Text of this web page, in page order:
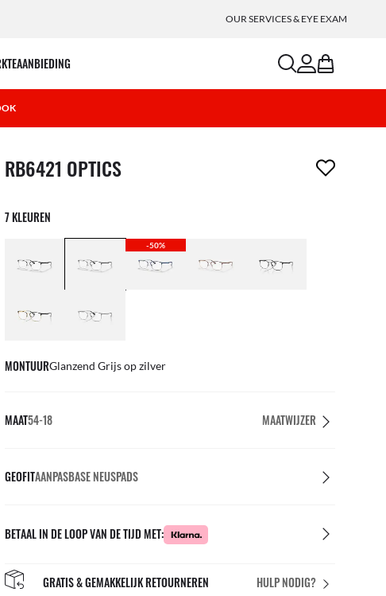
OUR SERVICES & EYE EXAM
AANBIEDING searchaccount
bag
1 item is uit je verlanglijst verwijderd
RB6421 OPTICS
7 KLEUREN
-50%
MONTUURGlanzend Grijs op zilver
MAAT54-18 MAATWIJZER
GEOFITAANPASBASE NEUSPADS
BETAAL IN DE LOOP VAN DE TIJD MET:
HULP NODIG?
GRATIS & GEMAKKELIJK RETOURNEREN